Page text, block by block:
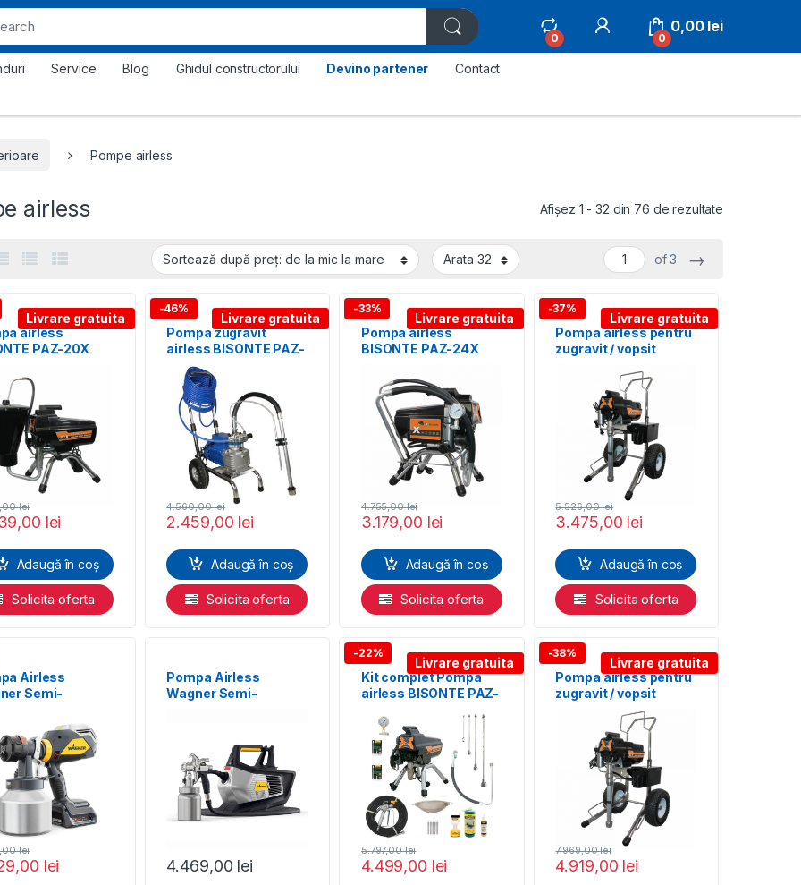
0 0
0,00 lei
Service Blog Ghidul constructorului Devino partener Contact
Pompe airless
airless Afișez 1 - 32 din 76 de rezultate
of 3 →
airless
PAZ-20X
Livrare gratuita
lei
lei
Adaugă în coș
Solicita oferta
-46%
Pompa zugravit
airless BISONTE PAZ-
6860E
Livrare gratuita
2.459,00 lei
4.560,00lei
Adaugă în coș
Solicita oferta
-33%
Pompa airless
BISONTE PAZ-24X
Livrare gratuita
3.179,00 lei
4.755,00lei
Adaugă în coș
Solicita oferta
-37%
Pompa airless pentru
zugravit / vopsit
Livrare gratuita
3.475,00 lei
5.526,00lei
Adaugă în coș
Solicita oferta
Airless
Semi-
4000
lei
lei
Pompa Airless
Wagner Semi-
4.469,00 lei
-22%
Kit complet Pompa
airless BISONTE PAZ-
vopsit
Livrare gratuita
4.499,00 lei
5.797,00lei
-38%
Pompa airless pentru
zugravit / vopsit
BISONTE PAZ-32X
Livrare gratuita
4.919,00 lei
7.969,00lei